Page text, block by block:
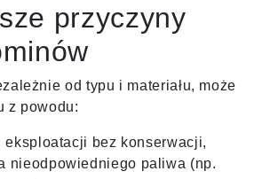
przyczyny
od typu i materiału, może
z powodu:
eksploatacji bez konserwacji,
nieodpowiedniego paliwa (np.